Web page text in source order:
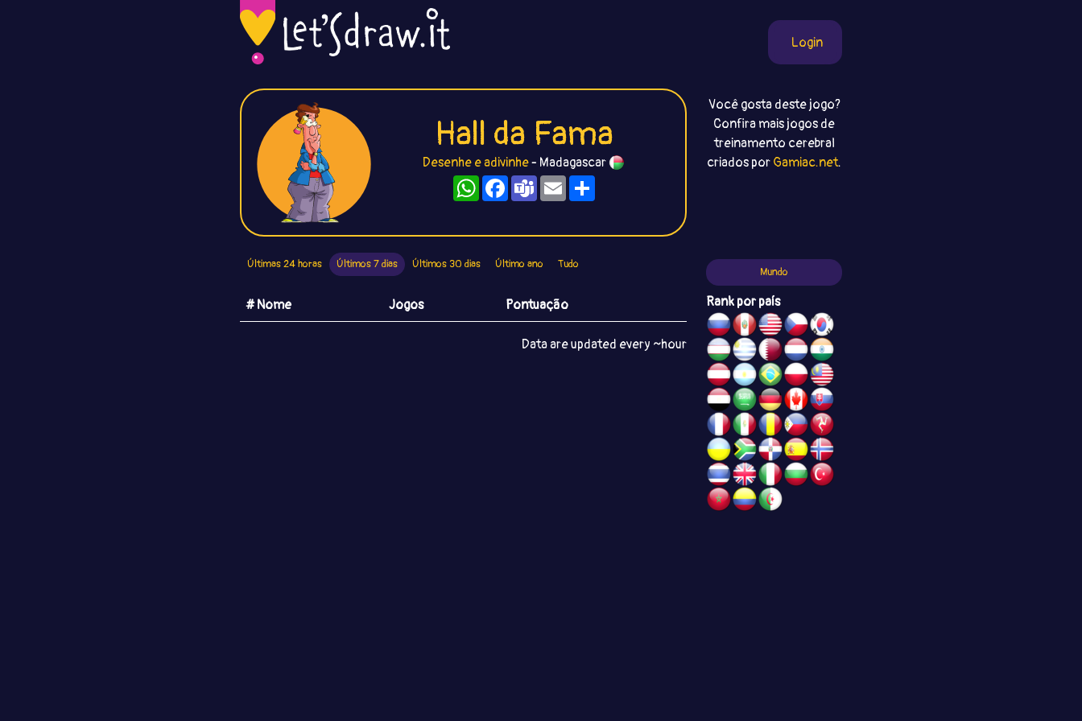
Login
Hall da Fama
Desenhe e adivinhe- Madagascar
WhatsAppFacebook
TeamsEmailCompartilhe
Você gosta deste jogo?
Confira mais jogos de
treinamento cerebral
criados por Gamiac.net.
Últimas 24 horas Últimos 7 dias Últimos 30 dias Último ano Tudo
# Nome Jogos Pontuação
Data are updated every ~hour
Mundo
Rank por país